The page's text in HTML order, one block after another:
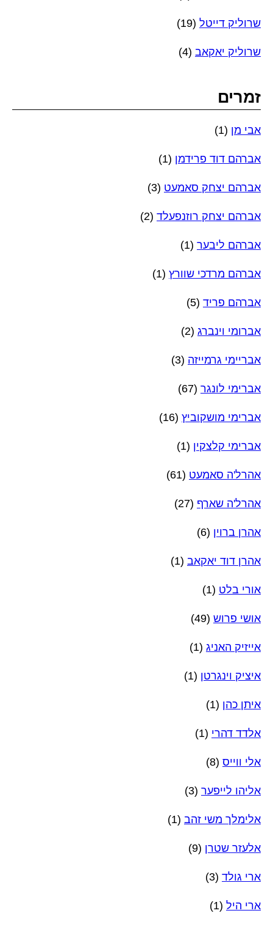
שרוליק דייטל (19)
שרוליק יאקאב (4)
זמרים
אבי מן (1)
אברהם דוד פרידמן (1)
אברהם יצחק סאמעט (3)
אברהם יצחק רוזנפעלד (2)
אברהם ליבער (1)
אברהם מרדכי שוורץ (1)
אברהם פריד (5)
אברומי וינברג (2)
אבריימי גרמייזה (3)
אברימי לונגר (67)
אברימי מושקוביץ (16)
אברימי קלצקין (1)
אהרל'ה סאמעט (61)
אהרל'ה שארף (27)
אהרן ברוין (6)
אהרן דוד יאקאב (1)
אורי בלט (1)
אושי פרוש (49)
אייזיק האניג (1)
איציק וינגרטן (1)
איתן כהן (1)
אלדד דהרי (1)
אלי ווייס (8)
אליהו לייפער (3)
אלימלך משי זהב (1)
אלעזר שטרן (9)
ארי גולד (3)
ארי היל (1)